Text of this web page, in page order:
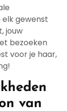
elk gewenst
jouw
bezoeken
voor je haar,
van